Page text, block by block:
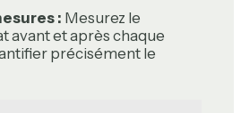
: Mesurez le
avant et après chaque
précisément le